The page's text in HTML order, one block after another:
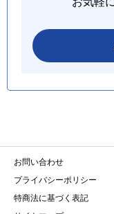
お問い合わせ
プライバシーポリシー
特商法に基づく表記